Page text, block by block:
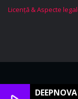
Licență & Aspecte
Română